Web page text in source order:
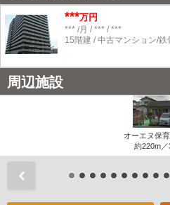
***万円
*** /月 / *** / ***
15階建 / 中古マンション/鉄
周辺施設
オーエヌ保
約220m／